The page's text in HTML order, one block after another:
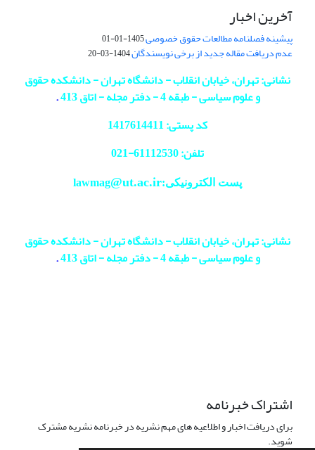
آخرین اخبار
پیشینه فصلنامه مطالعات حقوق خصوصی1405-01-01
عدم دریافت مقاله جدید از برخی نویسندگان1404-03-20
نشانی: تهران، خیابان انقلاب - دانشگاه تهران - دانشکده حقوق
و علوم سیاسی - طبقه 4 - دفتر مجله - اتاق 413
.
کد پستی: 1417614411
تلفن: 61112530-
021
پست الکترونیکی:lawmag@ut.ac.ir
نشانی: تهران، خیابان انقلاب - دانشگاه تهران - دانشکده حقوق
و علوم سیاسی - طبقه 4 - دفتر مجله - اتاق 413
.
اشتراک خبرنامه
برای دریافت اخبار و اطلاعیه های مهم نشریه در خبرنامه نشریه مشترک
شوید.